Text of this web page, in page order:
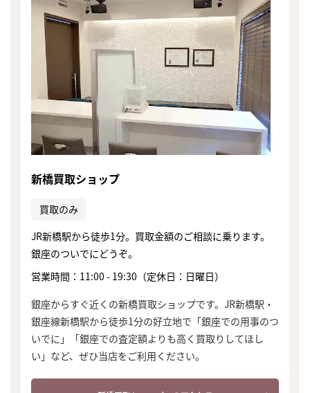
新橋買取ショップ
買取のみ
JR新橋駅から徒歩1分。買取金額のご相談に乗ります。
銀座のついでにどうぞ。
営業時間：11:00 - 19:30（定休日：日曜日）
銀座からすぐ近くの新橋買取ショップです。JR新橋駅・
銀座線新橋駅から徒歩1分の好立地で「銀座での用事のつ
いでに」「銀座での査定額よりも高く買取りしてほし
い」など、ぜひ当店をご利用ください。
まずは